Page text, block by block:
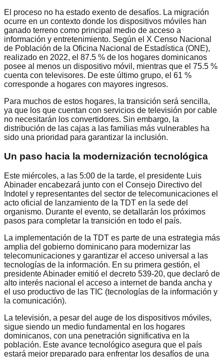
El proceso no ha estado exento de desafíos. La migración
ocurre en un contexto donde los dispositivos móviles han
ganado terreno como principal medio de acceso a
información y entretenimiento. Según el X Censo Nacional
de Población de la Oficina Nacional de Estadística (ONE),
realizado en 2022, el 87.5 % de los hogares dominicanos
posee al menos un dispositivo móvil, mientras que el 75.5 %
cuenta con televisores. De este último grupo, el 61 %
corresponde a hogares con mayores ingresos.
Para muchos de estos hogares, la transición será sencilla,
ya que los que cuentan con servicios de televisión por cable
no necesitarán los convertidores. Sin embargo, la
distribución de las cajas a las familias más vulnerables ha
sido una prioridad para garantizar la inclusión.
Un paso hacia la modernización tecnológica
Este miércoles, a las 5:00 de la tarde, el presidente Luis
Abinader encabezará junto con el Consejo Directivo del
Indotel y representantes del sector de telecomunicaciones el
acto oficial de lanzamiento de la TDT en la sede del
organismo. Durante el evento, se detallarán los próximos
pasos para completar la transición en todo el país.
La implementación de la TDT es parte de una estrategia más
amplia del gobierno dominicano para modernizar las
telecomunicaciones y garantizar el acceso universal a las
tecnologías de la información. En su primera gestión, el
presidente Abinader emitió el decreto 539-20, que declaró de
alto interés nacional el acceso a internet de banda ancha y
el uso productivo de las TIC (tecnologías de la información y
la comunicación).
La televisión, a pesar del auge de los dispositivos móviles,
sigue siendo un medio fundamental en los hogares
dominicanos, con una penetración significativa en la
población. Este avance tecnológico asegura que el país
estará mejor preparado para enfrentar los desafíos de una